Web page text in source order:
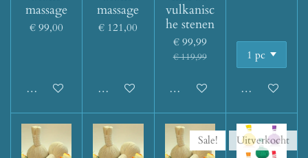
massage
€ 99,00
Houd mij op de hoogte
massage
€ 121,00
Houd mij op de hoogte
vulkanisc
he stenen
€ 99,99
€ 119,99
Houd mij op de hoogte
In
Sale! Uitverkocht